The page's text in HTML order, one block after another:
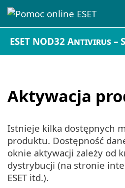
ESET NOD32 Antivirus –
Aktywacja
Istnieje kilka dostępnych
produktu. Dostępność
oknie aktywacji zależy od
dystrybucji (na stronie
ESET itd.).